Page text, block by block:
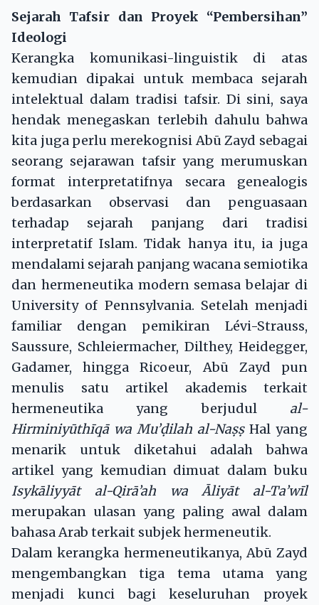
Sejarah Tafsir dan Proyek “Pembersihan”
Ideologi
Kerangka komunikasi-linguistik di atas
kemudian dipakai untuk membaca sejarah
intelektual dalam tradisi tafsir. Di sini, saya
hendak menegaskan terlebih dahulu bahwa
kita juga perlu merekognisi Abū Zayd sebagai
seorang sejarawan tafsir yang merumuskan
format interpretatifnya secara genealogis
berdasarkan observasi dan penguasaan
terhadap sejarah panjang dari tradisi
interpretatif Islam. Tidak hanya itu, ia juga
mendalami sejarah panjang wacana semiotika
dan hermeneutika modern semasa belajar di
University of Pennsylvania. Setelah menjadi
familiar dengan pemikiran Lévi-Strauss,
Saussure, Schleiermacher, Dilthey, Heidegger,
Gadamer, hingga Ricoeur, Abū Zayd pun
menulis satu artikel akademis terkait
hermeneutika yang berjudul al-
Hirminiyūthīqā wa Mu’ḍilah al-NaṣṣHal yang
menarik untuk diketahui adalah bahwa
artikel yang kemudian dimuat dalam buku
Isykāliyyāt al-Qirā’ah wa Āliyāt al-Ta’wīl
merupakan ulasan yang paling awal dalam
bahasa Arab terkait subjek hermeneutik.
Dalam kerangka hermeneutikanya, Abū Zayd
mengembangkan tiga tema utama yang
menjadi kunci bagi keseluruhan proyek